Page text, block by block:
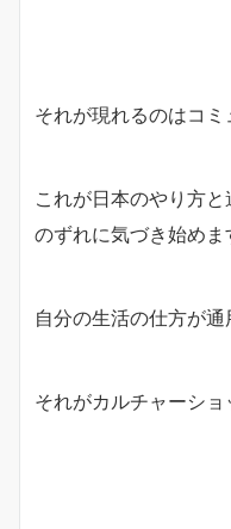
それが現れるのはコミ
これが日本のやり方
のずれに気づき始めま
自分の生活の仕方が通
それがカルチャーショ